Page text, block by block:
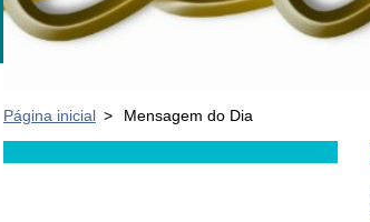
Página inicial > Mensagem do Dia